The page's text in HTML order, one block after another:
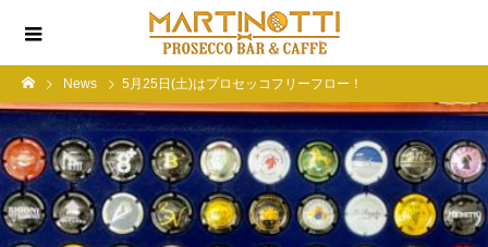
News 5月25日(土)はプロセッコフリーフロー！